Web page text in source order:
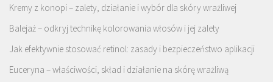
Kremy z konopi – zalety, działanie i wybór dla skóry wrażliwej
Balejaż – odkryj technikę kolorowania włosów i jej zalety
Jak efektywnie stosować retinol: zasady i bezpieczeństwo aplikacji
Euceryna – właściwości, skład i działanie na skórę wrażliwą